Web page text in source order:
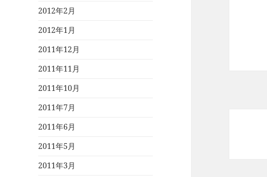
2012年2月
2012年1月
2011年12月
2011年11月
2011年10月
2011年7月
2011年6月
2011年5月
2011年3月